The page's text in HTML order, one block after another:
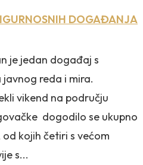
DOGAĐANJA
je jedan događaj s
reda i mira.
vikend na području
dogodilo se ukupno
kojih četiri s većom
s...